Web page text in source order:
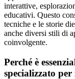
interattive,
educativi. Questo
tecniche e le storie
anche diversi stili di
coinvolgente.
Perché è
specializzato